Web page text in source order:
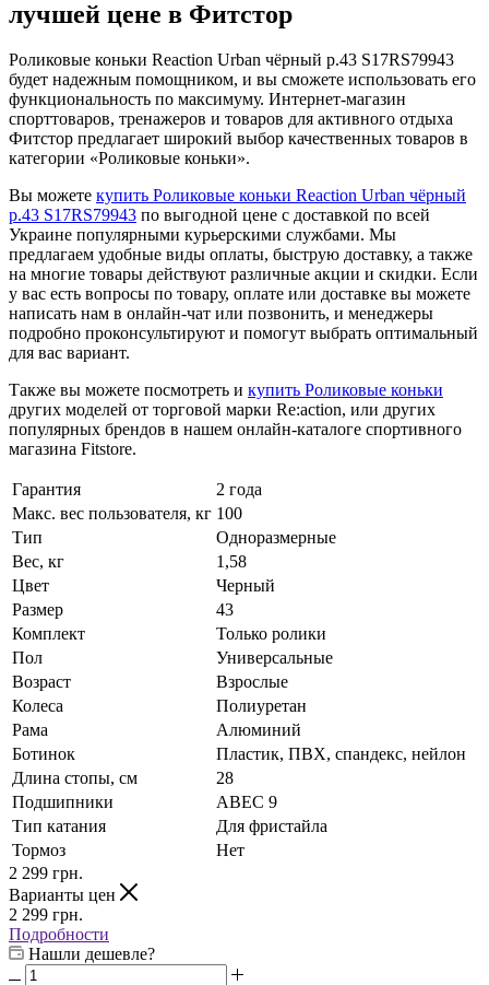
лучшей цене в Фитстор
Роликовые коньки Reaction Urban чёрный р.43 S17RS79943
будет надежным помощником, и вы сможете использовать его
функциональность по максимуму. Интернет-магазин
спорттоваров, тренажеров и товаров для активного отдыха
Фитстор предлагает широкий выбор качественных товаров в
категории «Роликовые коньки».
Вы можете купить Роликовые коньки Reaction Urban чёрный
р.43 S17RS79943 по выгодной цене с доставкой по всей
Украине популярными курьерскими службами. Мы
предлагаем удобные виды оплаты, быструю доставку, а также
на многие товары действуют различные акции и скидки. Если
у вас есть вопросы по товару, оплате или доставке вы можете
написать нам в онлайн-чат или позвонить, и менеджеры
подробно проконсультируют и помогут выбрать оптимальный
для вас вариант.
Также вы можете посмотреть и купить Роликовые коньки
других моделей от торговой марки Re:action, или других
популярных брендов в нашем онлайн-каталоге спортивного
магазина Fitstore.
Гарантия
2 года
Макс. вес пользователя, кг 100
Тип
Одноразмерные
Вес, кг
1,58
Цвет
Черный
Размер
43
Комплект
Только ролики
Пол
Универсальные
Возраст
Взрослые
Колеса
Полиуретан
Рама
Алюминий
Ботинок
Пластик, ПВХ, спандекс, нейлон
Длина стопы, см
28
Подшипники
ABEC 9
Тип катания
Для фристайла
Тормоз
Нет
2 299 грн.
Варианты цен
2 299 грн.
Подробности
Нашли дешевле?